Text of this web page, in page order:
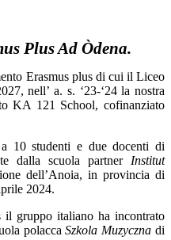
Plus Ad Òdena.
Erasmus plus di cui il Liceo
nell’ a. s. ‘23-‘24 la nostra
KA 121 School, cofinanziato
10 studenti e due docenti di
dalla scuola partner Institut
dell’Anoia, in provincia di
2024.
il gruppo italiano ha incontrato
polaccaSzkola Muzyczna di